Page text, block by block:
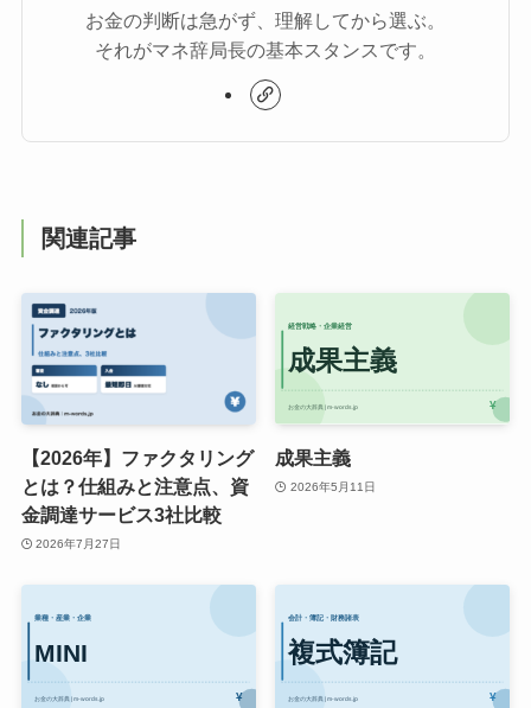
お金の判断は急がず、理解してから選ぶ。
それがマネ辞局長の基本スタンスです。
関連記事
【2026年】ファクタリング
とは？仕組みと注意点、資
金調達サービス3社比較
2026年7月27日
成果主義
2026年5月11日